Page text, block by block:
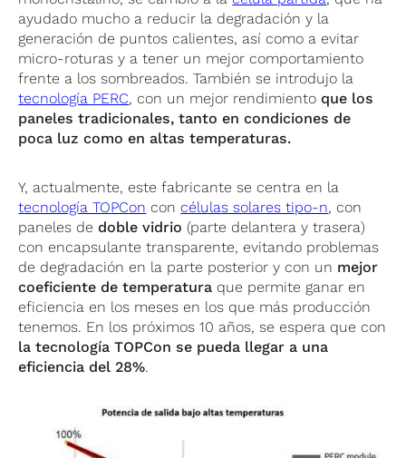
ayudado mucho a reducir la degradación y la
generación de puntos calientes, así como a evitar
micro-roturas y a tener un mejor comportamiento
frente a los sombreados. También se introdujo la
tecnología PERC, con un mejor rendimiento que los
paneles tradicionales, tanto en condiciones de
poca luz como en altas temperaturas.
Y, actualmente, este fabricante se centra en la
tecnología TOPCon con células solares tipo-n, con
paneles de doble vidrio (parte delantera y trasera)
con encapsulante transparente, evitando problemas
de degradación en la parte posterior y con un mejor
coeficiente de temperatura que permite ganar en
eficiencia en los meses en los que más producción
tenemos. En los próximos 10 años, se espera que con
la tecnología TOPCon se pueda llegar a una
eficiencia del 28%.